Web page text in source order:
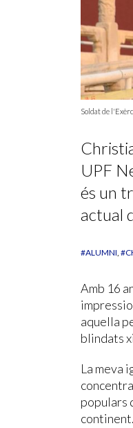
Soldat de
UPF
és un
actual
#ALUMNI
Amb 16
aquella
blindats
La meva
populars